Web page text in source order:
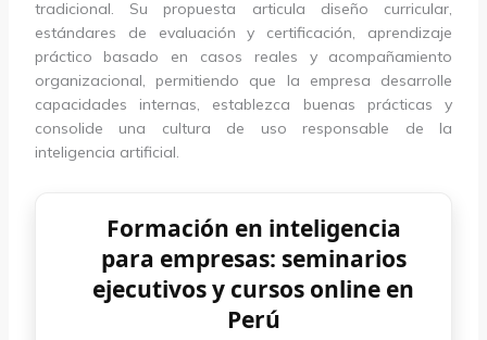
tradicional. Su propuesta articula diseño curricular,
estándares de evaluación y certificación, aprendizaje
práctico basado en casos reales y acompañamiento
organizacional, permitiendo que la empresa desarrolle
capacidades internas, establezca buenas prácticas y
consolide una cultura de uso responsable de la
inteligencia artificial.
Formación en inteligencia
para empresas: seminarios
ejecutivos y cursos online en
Perú